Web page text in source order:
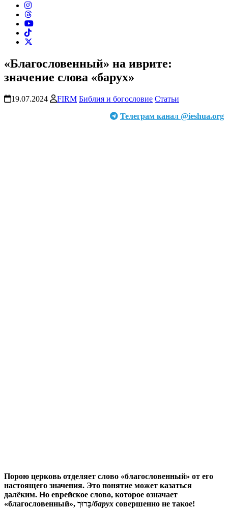
«Благословенный» на иврите:
значение слова «барух»
19.07.2024 FIRM Библия и богословие Статьи
Телеграм канал @ieshua.org
Порою церковь отделяет слово «благословенный» от его
настоящего значения. Это понятие может казаться
далёким. Но еврейское слово, которое означает
«благословенный», בָּרוּך/барух совершенно не такое!